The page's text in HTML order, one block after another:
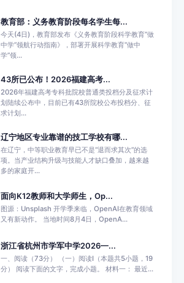
教育部：义务教育阶段每名学生每...
今天(4日)，教育部发布《义务教育阶段科学教育“做
中学”领航行动指南》，部署开展科学教育“做中
学”领...
43所已公布！2026福建高考...
2026年福建高考专科批院校普通类投档分及征求计
划陆续公布中，目前已有43所院校公布投档分、征
求计划...
辽宁地区专业靠谱的技工学校有哪...
在辽宁，中等职业教育早已不是“退而求其次”的选
项。当产业结构升级与技能人才缺口叠加，越来越
多的家庭开...
面向K12教师和大学师生，Op...
图源：Unsplash 开学季来临，OpenAI在教育领域
又有新动作。 当地时间8月4日，OpenA...
浙江省杭州市学军中学2026—...
一、阅读（73分） （一）阅读Ⅰ（本题共5小题，19
分） 阅读下面的文字，完成小题。 材料一： 最近...